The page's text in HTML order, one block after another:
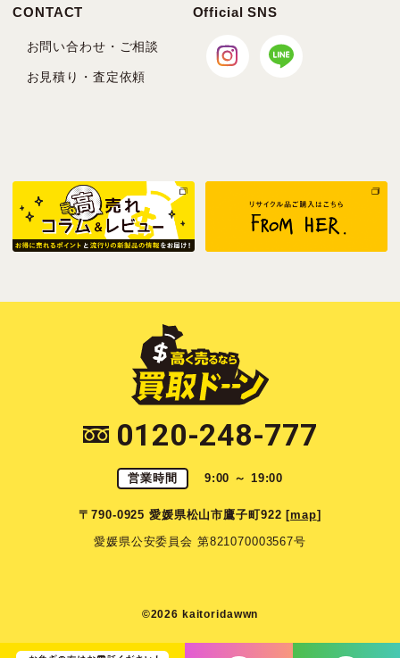
CONTACT
お問い合わせ・ご相談
お見積り・査定依頼
Official SNS
0120-248-777
営業時間 9:00 ～ 19:00
〒790-0925 愛媛県松山市鷹子町922 [map]
愛媛県公安委員会 第821070003567号
©2026 kaitoridawwn